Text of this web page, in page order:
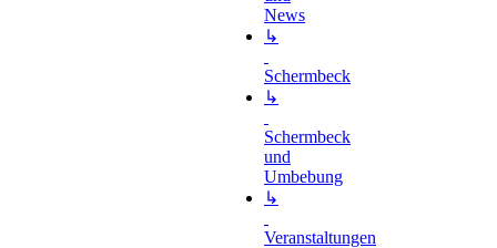
News
↳
Schermbeck
↳
Schermbeck
und
Umbebung
↳
Veranstaltungen